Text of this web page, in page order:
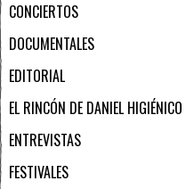
CONCIERTOS
DOCUMENTALES
EDITORIAL
EL RINCÓN DE DANIEL HIGIÉNICO
ENTREVISTAS
FESTIVALES